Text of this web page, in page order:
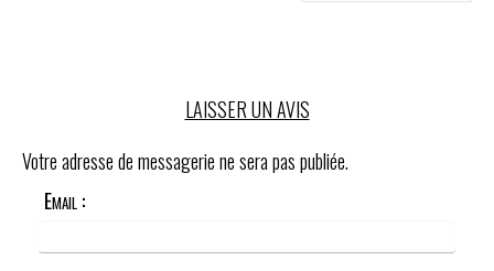
LAISSER UN AVIS
Votre adresse de messagerie ne sera pas publiée.
Email :